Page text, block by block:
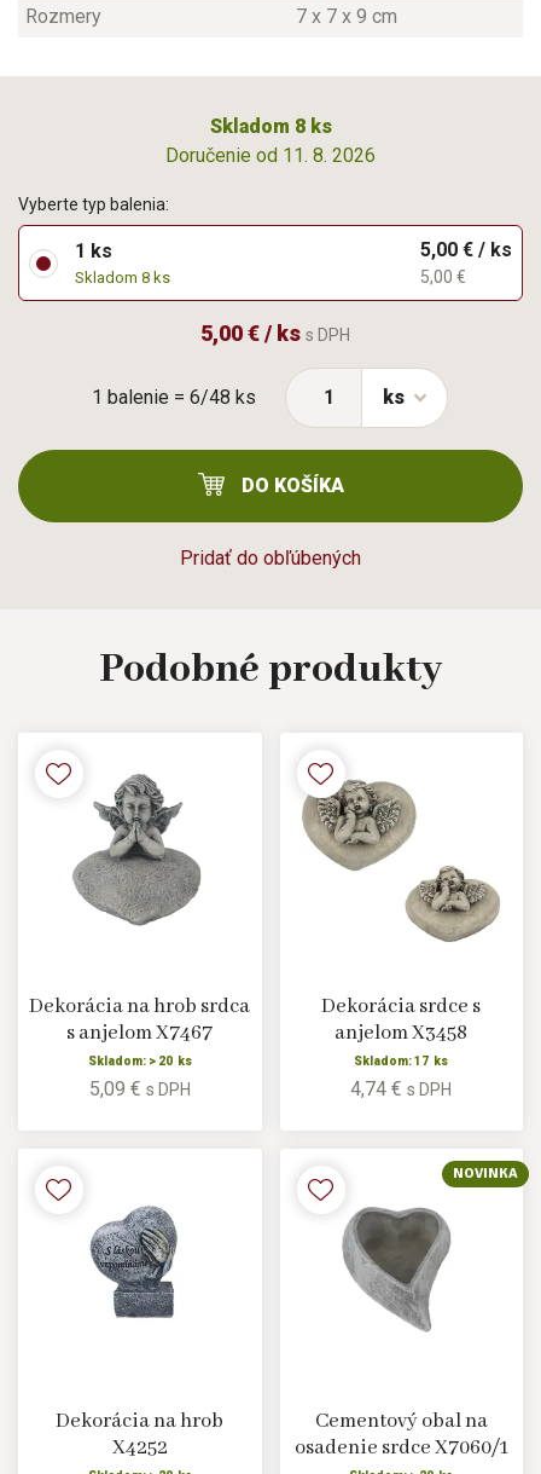
Rozmery
7 x 7 x 9 cm
Skladom 8 ks
Doručenie od 11. 8. 2026
1 balenie = 6/48 ks
Pridať do obľúbených
Vyberte typ balenia:
1 ks
Skladom 8 ks
5,00 € / ks
5,00 €
5,00 € / ks s DPH
ks
DO KOŠÍKA
Podobné produkty
Dekorácia na hrob srdca
s anjelom X7467
Skladom: > 20 ks
5,09 € s DPH
Dekorácia srdce s
anjelom X3458
Skladom: 17 ks
4,74 €s DPH
Dekorácia na hrob
X4252
NOVINKA
Cementový obal na
osadenie srdce X7060/1